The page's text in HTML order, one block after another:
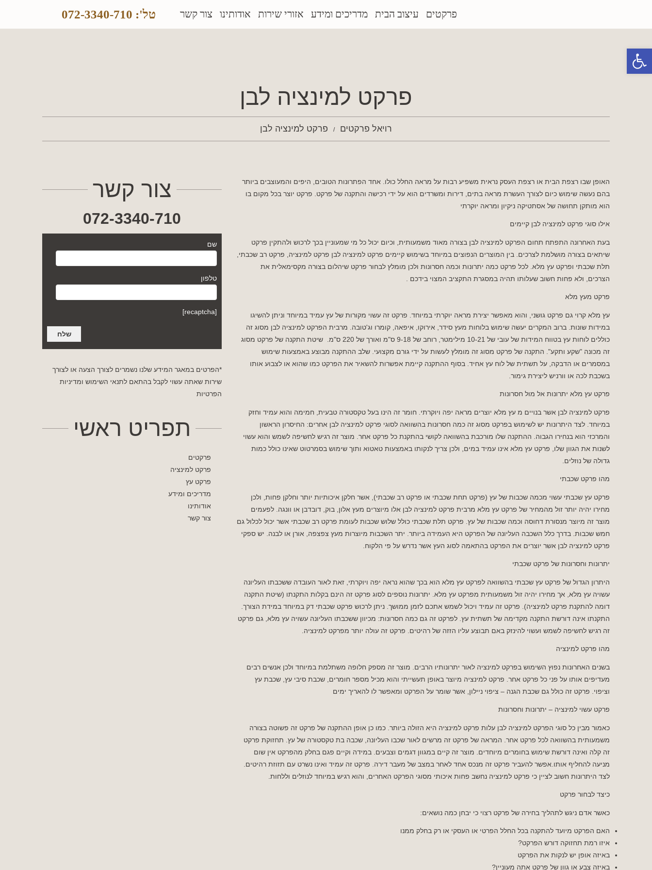
פרקטים עיצוב הבית מדריכים ומידע אזורי שירות אודותינו צור קשר טל': 072-3340-710
פרקט למינציה לבן
רויאל פרקטים פרקט למינציה לבן
האופן שבו רצפת הבית או רצפת העסק נראית משפיע רבות על מראה החלל כולו. אחד הפתרונות הטובים, היפים והמעוצבים ביותר
בהם נעשה שימוש כיום לצורך העשרת מראה בתים, דירות ומשרדים הוא על ידי רכישה והתקנה של פרקט. פרקט יוצר בכל מקום בו
הוא מותקן תחושה של אסתטיקה ניקיון ומראה יוקרתי
אילו סוגי פרקט למינציה לבן קיימים
בעת האחרונה התפתח תחום הפרקט למינציה לבן בצורה מאוד משמעותית, וכיום יכול כל מי שמעוניין בכך לרכוש ולהתקין פרקט
שיתאים בצורה מושלמת לצרכים. בין המוצרים הנפוצים במיוחד בשימוש קיימים פרקט למינציה לבן פרקט למינציה, פרקט רב שכבתי,
תלת שכבתי ופרקט עץ מלא. לכל פרקט כמה יתרונות וכמה חסרונות ולכן מומלץ לבחור פרקט שיהלום בצורה מקסימאלית את
הצרכים, ולא פחות חשוב שעלותו תהיה במסגרת התקציב המצוי בידכם .
פרקט מעץ מלא
עץ מלא קרוי גם פרקט גושני, והוא מאפשר יצירת מראה יוקרתי במיוחד. פרקט זה עשוי מקורות של עץ עמיד במיוחד וניתן להשיגו
במידות שונות. ברוב המקרים יעשה שימוש בלוחות מעץ סידר, אירוקו, איפאה, קומרו וג'טובה. מרבית הפרקט למינציה לבן מסוג זה
כוללים לוחות עץ בטווח המידות של עובי של 10-21 מילימטר, רוחב של 9-18 ס"מ ואורך של 220 ס"מ. שיטת התקנה של פרקט מסוג
זה מכונה "שקע ותקע". התקנה של פרקט מסוג זה מומלץ לעשות על ידי גורם מקצועי. שלב ההתקנה מבוצע באמצעות שימוש
במסמרים או הדבקה, על תשתית של לוח עץ אחיד. בסוף ההתקנה קיימת אפשרות להשאיר את הפרקט כמו שהוא או לצבוע אותו
בשכבת לכה או וורניש ליצירת גימור.
פרקט עץ מלא יתרונות אל מול חסרונות
פרקט למינציה לבן אשר בנויים מ עץ מלא יוצרים מראה יפה ויוקרתי. חומר זה הינו בעל טקסטורה טבעית, חמימה והוא עמיד וחזק
במיוחד. לצד היתרונות יש לשימוש בפרקט מסוג זה כמה חסרונות בהשוואה לסוגי פרקט למינציה לבן אחרים: החיסרון הראשון
והמרכזי הוא בנחירו הגבוה. ההתקנה שלו מורכבת בהשוואה לקושי בהתקנת כל פרקט אחר. מוצר זה רגיש לחשיפה לשמש והוא עשוי
לשנות את הגוון שלו, פרקט עץ מלא אינו עמיד במים, ולכן צריך לנקותו באמצעות טאטוא ותוך שימוש בסמרטוט שאינו כולל כמות
גדולה של נוזלים.
מהו פרקט שכבתי
פרקט עץ שכבתי עשוי מכמה שכבות של עץ (פרקט תחת שכבתי או פרקט רב שכבתי), אשר חלקן איכותיות יותר וחלקן פחות, ולכן
מחירו יהיה יותר זול מהמחיר של פרקט עץ מלא מרבית פרקט למינציה לבן אלו מיוצרים מעץ אלון, בוק, דובדבן או וונגה. לפעמים
מוצר זה מיוצר מנסורת דחוסה וכמה שכבות של עץ. פרקט תלת שכבתי כולל שלוש שכבות לעומת פרקט רב שכבתי אשר יכול לכלול גם
חמש שכבות. בדרך כלל השכבה העליונה של הפרקט היא העמידה ביותר. יתר השכבות מיוצרות מעץ צפצפה, אורן או לבנה. יש ספקי
פרקט למינציה לבן אשר יוצרים את הפרקט בהתאמה לסוג העץ אשר נדרש על פי הלקוח.
יתרונות וחסרונות של פרקט שכבתי
היתרון הגדול של פרקט עץ שכבתי בהשוואה לפרקט עץ מלא הוא בכך שהוא נראה יפה ויוקרתי, זאת לאור העובדה ששכבתו העליונה
עשויה עץ מלא, אך מחירו יהיה זול משמעותית מפרקט עץ מלא. יתרונות נוספים לסוג פרקט זה הינם בקלות התקנתו (שיטת התקנה
דומה להתקנת פרקט למינציה). פרקט זה עמיד ויכול לשמש אתכם לזמן ממושך. ניתן לרכוש פרקט שכבתי דק במיוחד במידת הצורך.
התקנתו אינה דורשת התקנה מקדימה של תשתית עץ. לפרקט זה גם כמה חסרונות: מכיוון ששכבתו העליונה עשויה עץ מלא, גם פרקט
זה רגיש לחשיפה לשמש ועשוי להינזק באם תבוצע עליו הזזה של רהיטים. פרקט זה עולה יותר מפרקט למינציה.
מהו פרקט למינציה
בשנים האחרונות נפוץ השימוש בפרקט למינציה לאור יתרונותיו הרבים. מוצר זה מספק חלופה משתלמת במיוחד ולכן אנשים רבים
מעדיפים אותו על פני כל פרקט אחר. פרקט למינציה מיוצר באופן תעשייתי והוא מכיל מספר חומרים, שכבת סיבי עץ, שכבת עץ
וציפוי. פרקט זה כולל גם שכבת הגנה – ציפוי ניילון, אשר שומר על הפרקט ומאפשר לו להאריך ימים
פרקט עשוי למינציה – יתרונות וחסרונות
כאמור מבין כל סוגי הפרקט למינציה לבן עלות פרקט למינציה היא הזולה ביותר. כמו כן אופן ההתקנה של פרקט זה פשוטה בצורה
משמעותית בהשוואה לכל פרקט אחר. המראה של פרקט זה מרשים לאור שכבו העליונה, שכבה בת טקסטורה של עץ. תחזוקת פרקט
זה קלה ואינה דורשת שימוש בחומרים מיוחדים. מוצר זה קיים במגוון דגמים וצבעים. במידה וקיים פגם בחלק מהפרקט אין שום
מניעה להחליף אותו.אפשר להעביר פרקט זה מנכס אחד לאחר במצב של מעבר דירה. פרקט זה עמיד ואינו נשרט עם תזוזת רהיטים.
לצד היתרונות חשוב לציין כי פרקט למינציה נחשב פחות איכותי מסוגי הפרקט האחרים, והוא רגיש במיוחד לנוזלים וללחות.
כיצד לבחור פרקט
כאשר אדם ניגש לתהליך בחירה של פרקט רצוי כי יבחן כמה נושאים:
האם הפרקט מיועד להתקנה בכל החלל הפרטי או העסקי או רק בחלק ממנו
איזו רמת תחזוקה דורש הפרקט?
באיזה אופן יש לנקות את הפרקט
באיזה צבע או גוון של פרקט אתה מעוניין?
צור קשר
072-3340-710
שם
טלפון
[recaptcha]
*הפרטים במאגר המידע שלנו נשמרים לצורך הצעה או לצורך
שירות שאתה עשוי לקבל בהתאם לתנאי השימוש ומדיניות
הפרטיות
תפריט ראשי
פרקטים
פרקט למינציה
פרקט עץ
מדריכים ומידע
אודותינו
צור קשר
פתח סרגל נגישות